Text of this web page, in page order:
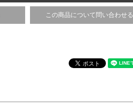
この商品について問い合わせる